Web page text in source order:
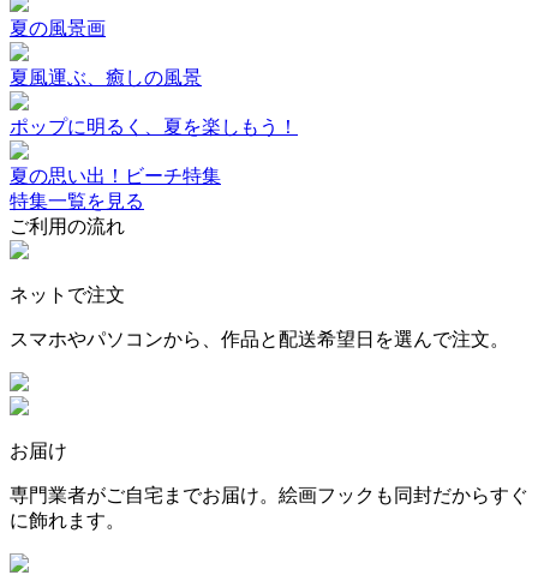
夏の風景画
夏風運ぶ、癒しの風景
ポップに明るく、夏を楽しもう！
夏の思い出！ビーチ特集
特集一覧を見る
ご利用の流れ
ネットで注文
スマホやパソコンから、作品と配送希望日を選んで注文。
お届け
専門業者がご自宅までお届け。絵画フックも同封だからすぐ
に飾れます。